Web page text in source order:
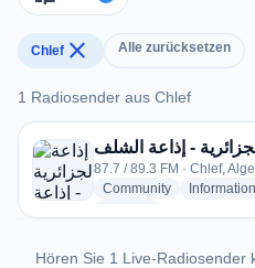
Chlef close Alle zurücksetzen
1 Radiosender aus Chlef
1 Radiosender aus Chlef
- إذاعة الشلف
87.7 / 89.3 FM · Chlef,
Communityradio stations
Information
Hören Sie 1 Live-Radiosender